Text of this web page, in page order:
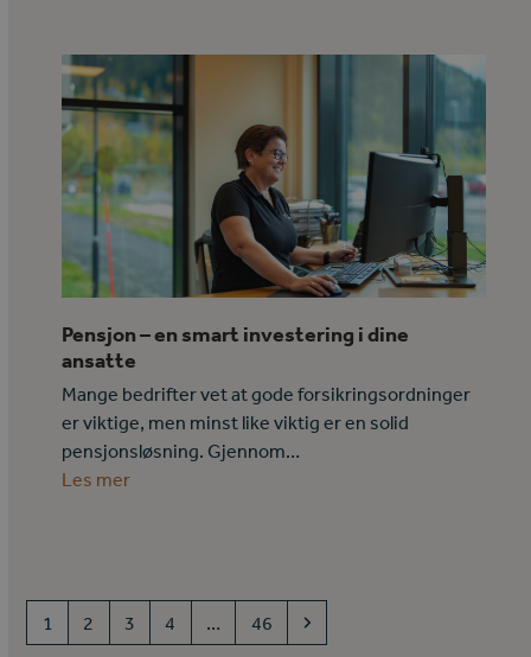
Pensjon – en smart investering i dine
ansatte
Mange bedrifter vet at gode forsikringsordninger
er viktige, men minst like viktig er en solid
pensjonsløsning. Gjennom…
Les mer
Page
1 Page
2 Page
3 Page
4 … Page
46 Next